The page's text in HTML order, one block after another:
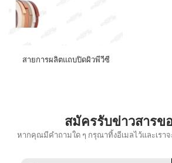
สายการผลิตแถบปิดผิวพีวีซี
สมัครรับข่าวสารขอ
หากคุณมีคำถามใด ๆ กรุณาทิ้งอีเมลไว้และเรา